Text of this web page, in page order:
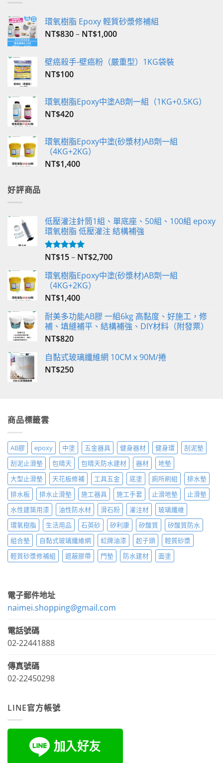
環氧樹脂 Epoxy 輕質砂漿修補組
NT$830– NT$1,000
壁癌殺手-壁癌粉（嚴重型）1KG袋裝
NT$100
環氧樹脂Epoxy中塗AB劑一組（1KG+0.5KG）
NT$420
環氧樹脂Epoxy中塗(砂漿材)AB劑一組
（4KG+2KG）
NT$1,400
好評商品
低壓灌注針筒1組、單底座、50組、100組 epoxy
環氧樹脂 低壓灌注 結構補強
評分5.00
NT$15– NT$2,700
環氧樹脂Epoxy中塗(砂漿材)AB劑一組
（4KG+2KG）
NT$1,400
耐美多功能AB膠 一組6kg 高黏度、好施工，修
補、填縫補平、結構補強、DIY材料（附發票）
NT$820
自黏式玻璃纖維網 10CMｘ90M/捲
NT$250
商品標籤雲
AB膠 epoxy 中塗 五金器具 健身器材 健身環
刮泥墊
刮泥止滑墊
包晴天 包晴天防水建材 器材
地墊
大型止滑墊
天花板修補 工具五金 底塗 廁所刷組
排水墊
排水板
排水止滑墊 施工器具 施工手套 止滑地墊
止滑墊
水性建築用漆
油性防水材 滑石粉 灌注材
玻璃纖維
環氧樹脂
生活用品 石英砂 矽利康 矽酸質
矽酸質防水
組合墊
自黏式玻璃纖維網 虹牌油漆 起子頭
輕質砂漿
輕質砂漿修補組
遮蔽膠帶 門墊 防水建材 面塗
電子郵件地址
naimei.shopping@gmail.com
電話號碼
02-22441888
傳真號碼
02-22450298
LINE官方帳號